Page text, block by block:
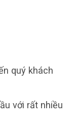
quý khách
với rất nhiều